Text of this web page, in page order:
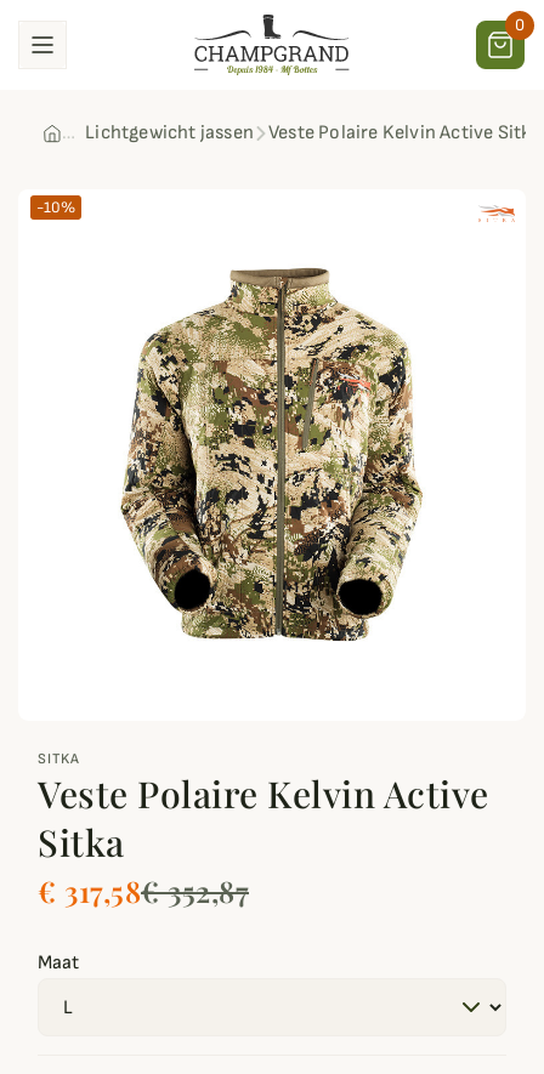
0
Lichtgewicht jassen Veste Polaire Kelvin Active Sitka
-10%
SITKA
Veste Polaire Kelvin Active
Sitka
€ 317,58€ 352,87
Maat